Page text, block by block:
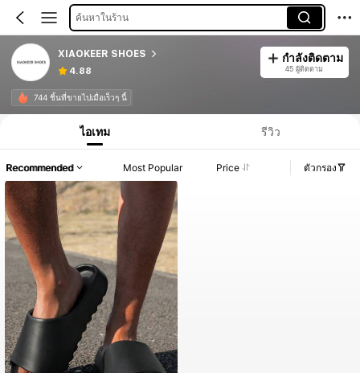
ค้นหาในร้าน
XIAOKEER SHOES
4.88
กำลังติดตาม
45 ผู้ติดตาม
744 ชิ้นที่ขายไปเมื่อเร็วๆ นี้
ไอเทม รีวิว
Recommended Most Popular Price ตัวกรอง